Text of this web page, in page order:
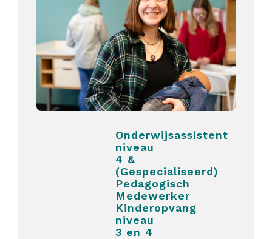
Onderwijsassistent
niveau
4 &
(Gespecialiseerd)
Pedagogisch
Medewerker
Kinderopvang
niveau
3 en 4